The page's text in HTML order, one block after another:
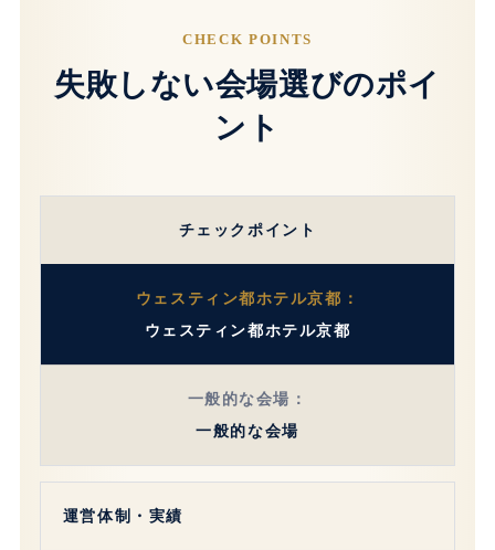
CHECK POINTS
失敗しない会場選びのポイ
ント
チェックポイント
ウェスティン都ホテル京都
一般的な会場
運営体制・実績